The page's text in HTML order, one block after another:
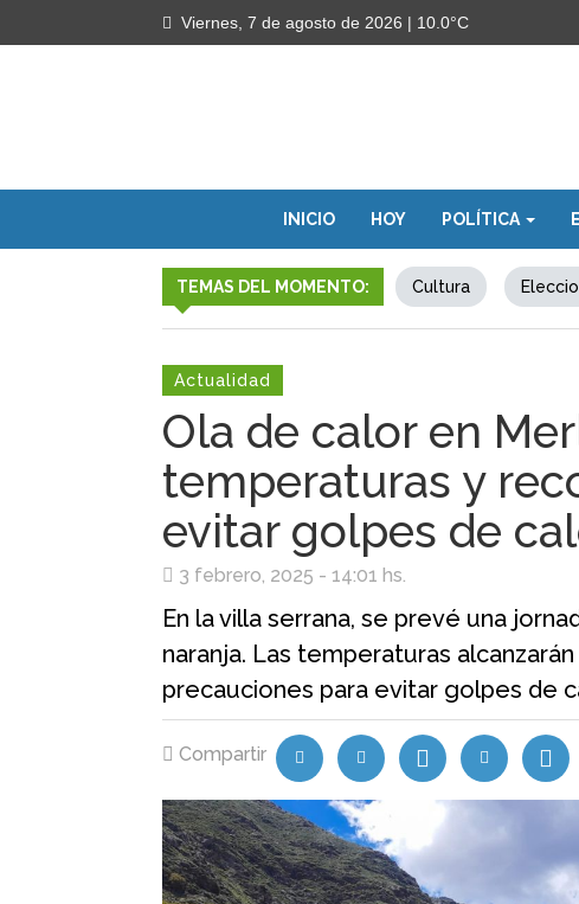
Viernes, 7 de agosto de 2026 | 10.0°C
INICIO HOY POLÍTICA
TEMAS DEL MOMENTO: Cultura
Actualidad
Ola de calor en
temperaturas y
evitar golpes de
3 febrero, 2025 - 14:01 hs.
En la villa serrana, se prevé una
naranja. Las temperaturas
precauciones para evitar golpes de
Compartir